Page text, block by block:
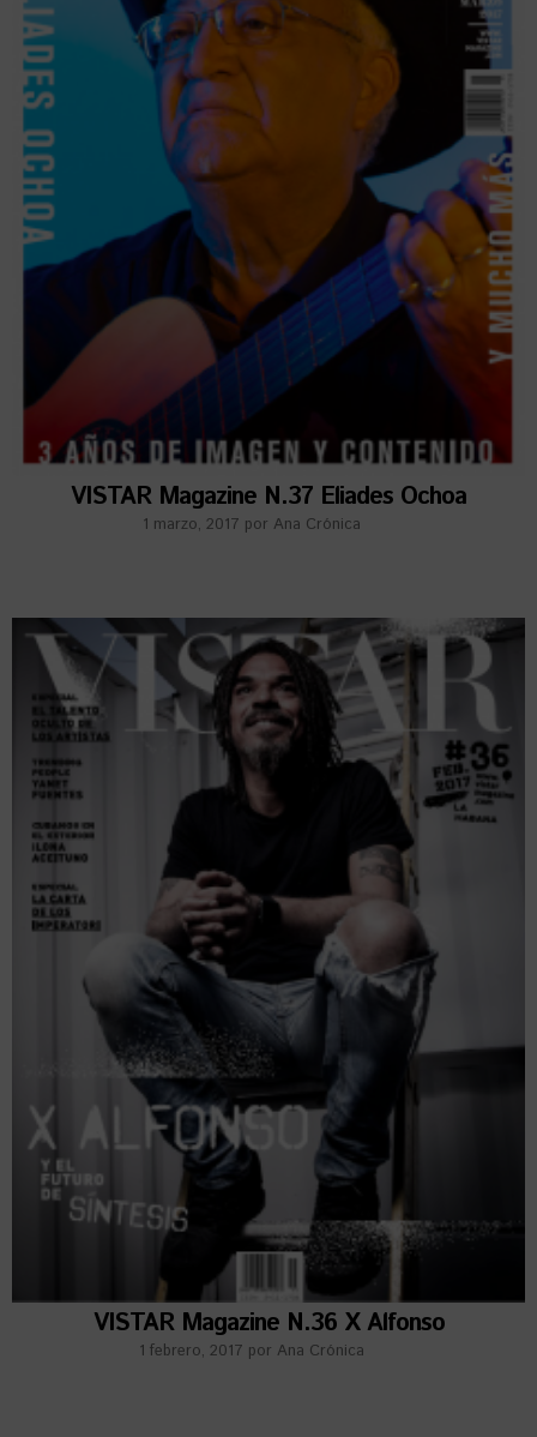
VISTAR Magazine N.37 Eliades Ochoa
1 marzo, 2017 por Ana Crónica
VISTAR Magazine N.36 X Alfonso
1 febrero, 2017 por Ana Crónica